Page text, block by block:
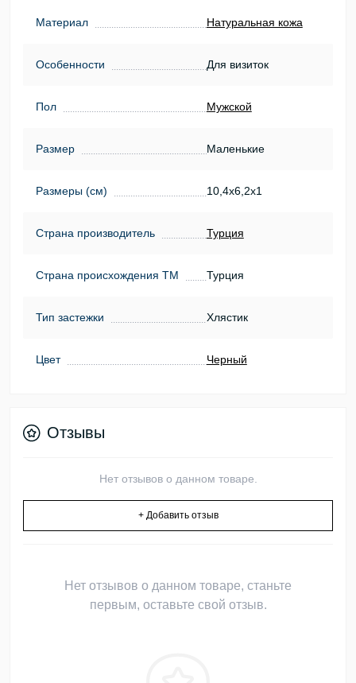
Материал Натуральная кожа
Особенности Для визиток
Пол Мужской
Размер Маленькие
Размеры (см) 10,4х6,2х1
Страна производитель Турция
Страна происхождения ТМ Турция
Тип застежки Хлястик
Цвет Черный
Отзывы
Нет отзывов о данном товаре.
+ Добавить отзыв
Нет отзывов о данном товаре, станьте
первым, оставьте свой отзыв.